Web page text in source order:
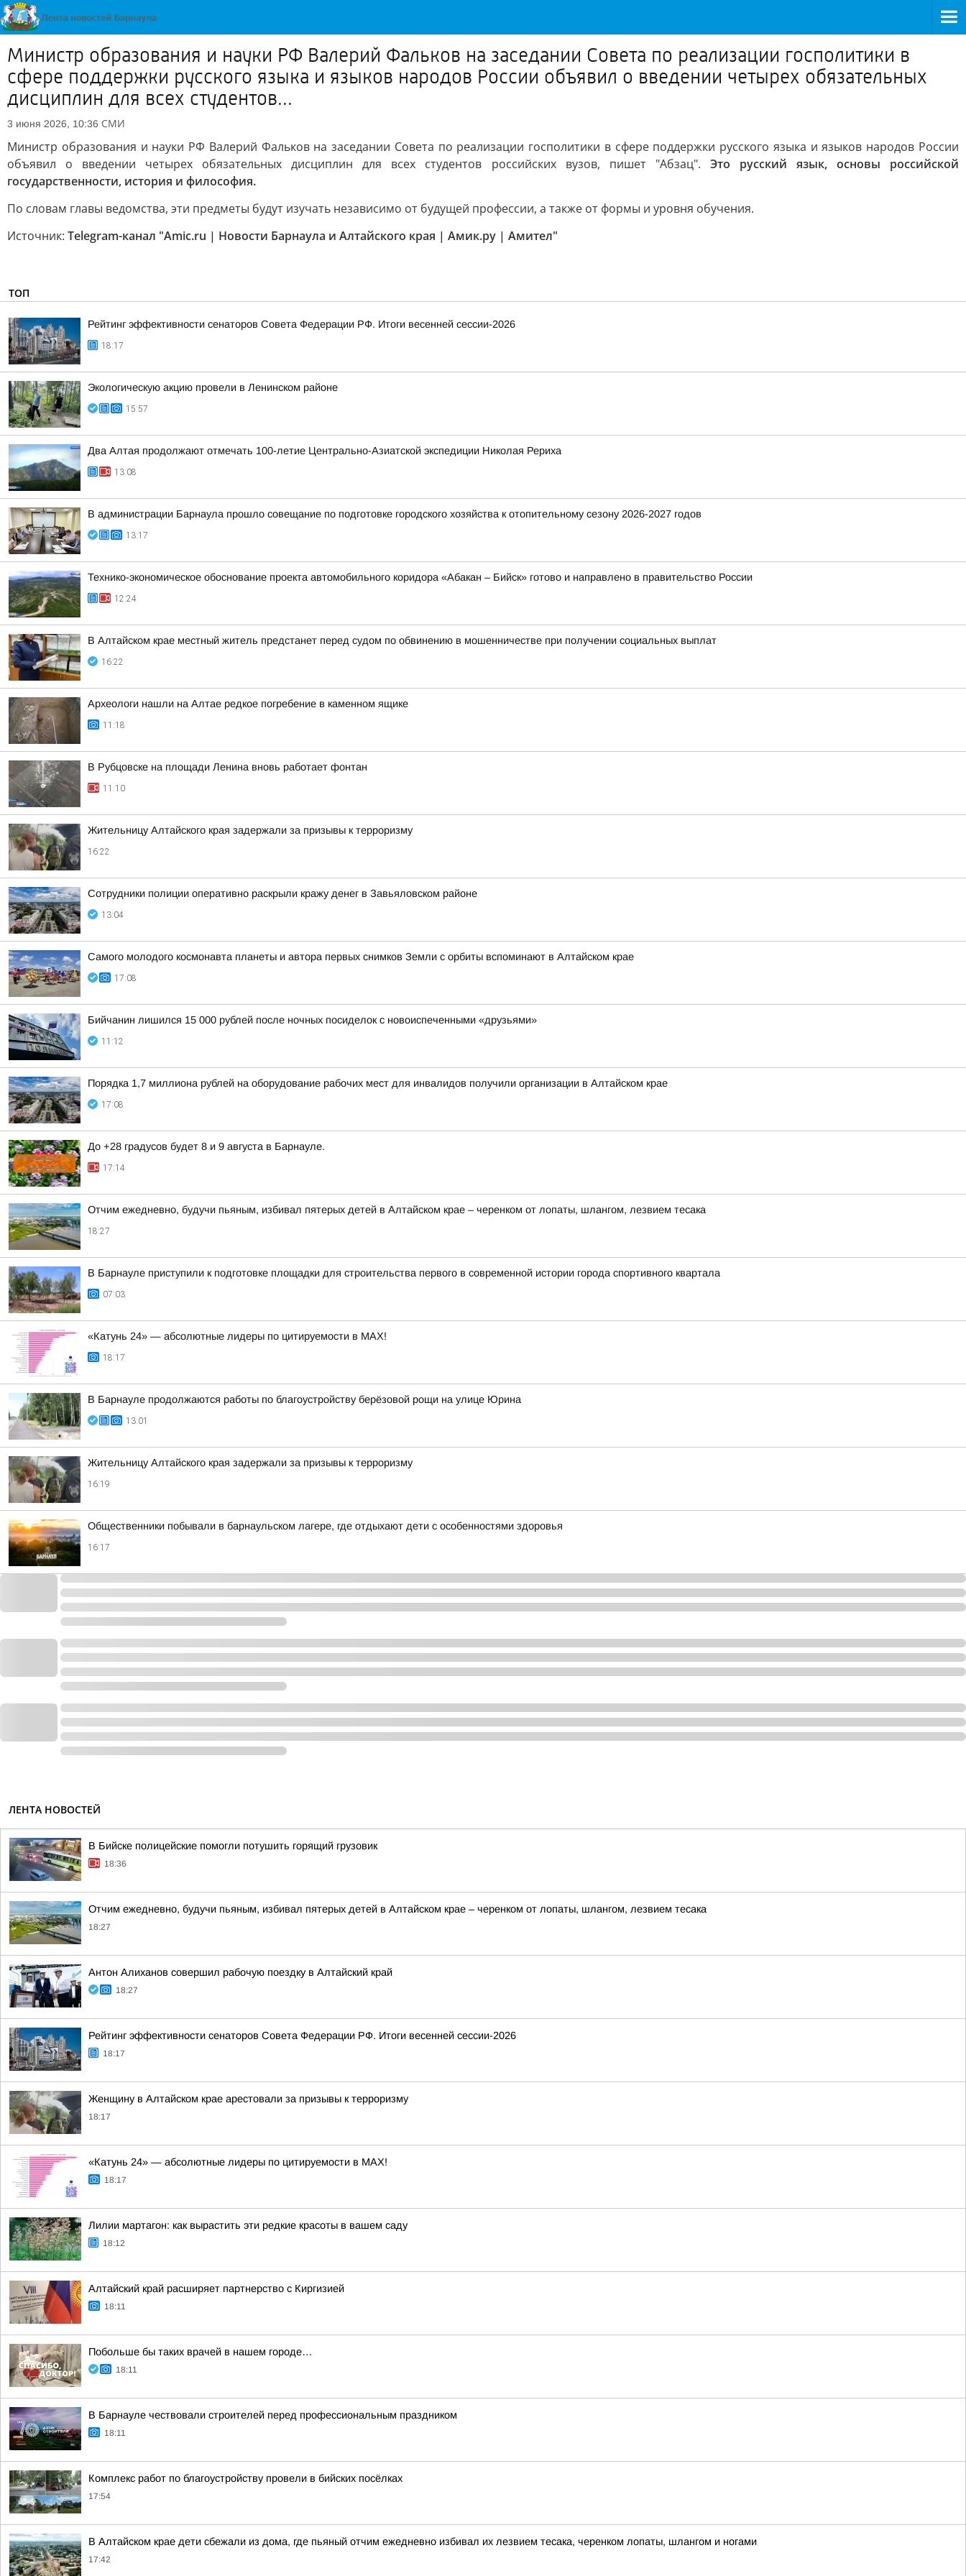
Министр образования и науки РФ Валерий Фальков на заседании Совета по реализации госполитики в
сфере поддержки русского языка и языков народов России объявил о введении четырех обязательных
дисциплин для всех студентов...
3 июня 2026, 10:36 СМИ
Министр образования и науки РФ Валерий Фальков на заседании Совета по реализации госполитики в сфере поддержки русского языка и языков народов России
объявил о введении четырех обязательных дисциплин для всех студентов российских вузов, пишет "Абзац". Это русский язык, основы российской
государственности, история и философия.
По словам главы ведомства, эти предметы будут изучать независимо от будущей профессии, а также от формы и уровня обучения.
Источник: Telegram-канал "Amic.ru | Новости Барнаула и Алтайского края | Амик.ру | Амител"
ТОП
Рейтинг эффективности сенаторов Совета Федерации РФ. Итоги весенней сессии-2026
18:17
Экологическую акцию провели в Ленинском районе
15:57
Два Алтая продолжают отмечать 100-летие Центрально-Азиатской экспедиции Николая Рериха
13:08
В администрации Барнаула прошло совещание по подготовке городского хозяйства к отопительному сезону 2026-2027 годов
13:17
Технико-экономическое обоснование проекта автомобильного коридора «Абакан – Бийск» готово и направлено в правительство России
12:24
В Алтайском крае местный житель предстанет перед судом по обвинению в мошенничестве при получении социальных выплат
16:22
Археологи нашли на Алтае редкое погребение в каменном ящике
11:18
В Рубцовске на площади Ленина вновь работает фонтан
11:10
Жительницу Алтайского края задержали за призывы к терроризму
16:22
Сотрудники полиции оперативно раскрыли кражу денег в Завьяловском районе
13:04
Самого молодого космонавта планеты и автора первых снимков Земли с орбиты вспоминают в Алтайском крае
17:08
Бийчанин лишился 15 000 рублей после ночных посиделок с новоиспеченными «друзьями»
11:12
Порядка 1,7 миллиона рублей на оборудование рабочих мест для инвалидов получили организации в Алтайском крае
17:08
До +28 градусов будет 8 и 9 августа в Барнауле.
17:14
Отчим ежедневно, будучи пьяным, избивал пятерых детей в Алтайском крае – черенком от лопаты, шлангом, лезвием тесака
18:27
В Барнауле приступили к подготовке площадки для строительства первого в современной истории города спортивного квартала
07:03
«Катунь 24» — абсолютные лидеры по цитируемости в MAX!
18:17
В Барнауле продолжаются работы по благоустройству берёзовой рощи на улице Юрина
13:01
Жительницу Алтайского края задержали за призывы к терроризму
16:19
Общественники побывали в барнаульском лагере, где отдыхают дети с особенностями здоровья
16:17
ЛЕНТА НОВОСТЕЙ
В Бийске полицейские помогли потушить горящий грузовик
18:36
Отчим ежедневно, будучи пьяным, избивал пятерых детей в Алтайском крае – черенком от лопаты, шлангом, лезвием тесака
18:27
Антон Алиханов совершил рабочую поездку в Алтайский край
18:27
Рейтинг эффективности сенаторов Совета Федерации РФ. Итоги весенней сессии-2026
18:17
Женщину в Алтайском крае арестовали за призывы к терроризму
18:17
«Катунь 24» — абсолютные лидеры по цитируемости в MAX!
18:17
Лилии мартагон: как вырастить эти редкие красоты в вашем саду
18:12
Алтайский край расширяет партнерство с Киргизией
18:11
Побольше бы таких врачей в нашем городе…
18:11
В Барнауле чествовали строителей перед профессиональным праздником
18:11
Комплекс работ по благоустройству провели в бийских посёлках
17:54
В Алтайском крае дети сбежали из дома, где пьяный отчим ежедневно избивал их лезвием тесака, черенком лопаты, шлангом и ногами
17:42